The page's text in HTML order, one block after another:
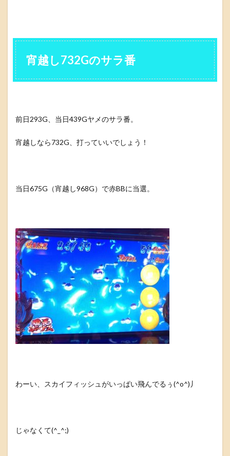
宵越し732Gのサラ番
前日293G、当日439Gヤメのサラ番。
宵越しなら732G、打っていいでしょう！
当日675G（宵越し968G）で赤BBに当選。
わーい、スカイフィッシュがいっぱい飛んでるぅ(^o^)丿
じゃなくて(^_^;)